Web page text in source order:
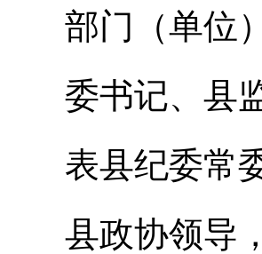
部门（单位
委书记、县
表县纪委常
县政协领导